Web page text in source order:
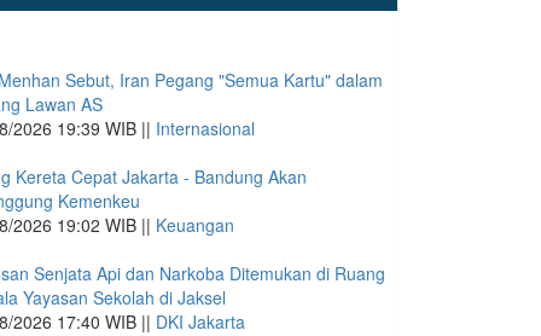
Sebut, Iran Pegang "Semua Kartu" dalam
Lawan AS
2026 19:39 WIB || Internasional
Kereta Cepat Jakarta - Bandung Akan
Kemenkeu
2026 19:02 WIB || Keuangan
Senjata Api dan Narkoba Ditemukan di Ruang
Yayasan Sekolah di Jaksel
2026 17:40 WIB || DKI Jakarta